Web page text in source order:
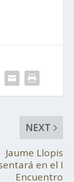
NEXT
Jaume Llopis
en el I
Encuentro